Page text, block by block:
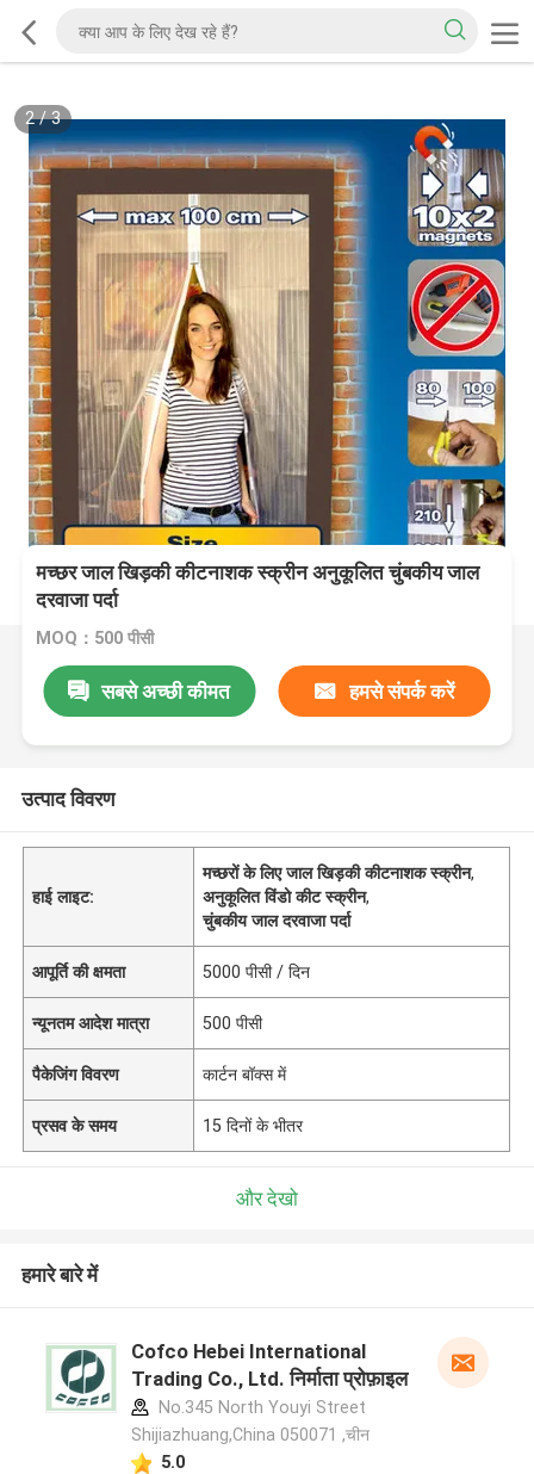
2/3
मच्छर जाल खिड़की कीटनाशक स्क्रीन अनुकूलित चुंबकीय जाल
दरवाजा पर्दा
MOQ：500 पीसी
सबसे अच्छी कीमत हमसे संपर्क करें
उत्पाद विवरण
हाई लाइट:
मच्छरों के लिए जाल खिड़की कीटनाशक स्क्रीन,
अनुकूलित विंडो कीट स्क्रीन,
चुंबकीय जाल दरवाजा पर्दा
आपूर्ति की क्षमता 5000 पीसी / दिन
न्यूनतम आदेश मात्रा 500 पीसी
पैकेजिंग विवरण कार्टन बॉक्स में
प्रसव के समय 15 दिनों के भीतर
और देखो
हमारे बारे में
Cofco Hebei International
Trading Co., Ltd. निर्माता प्रोफ़ाइल
No.345 North Youyi Street
Shijiazhuang,China 050071 ,चीन
5.0